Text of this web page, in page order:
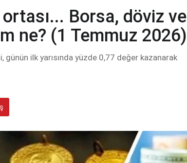
Borsa, döviz ve
ne? (1 Temmuz 2026)
ilk yarısında yüzde 0,77 değer kazanarak